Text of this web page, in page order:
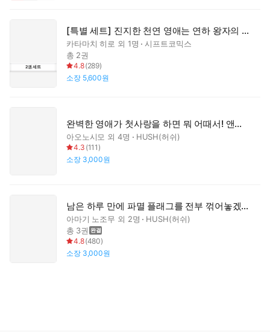
2권 세트
[특별 세트] 진지한 천연 영애는 연하 왕자의 사랑을 눈치채지 못해 (총 2권)
카타마치 히로 외 1명
시프트코믹스
총 2권
4.8(289)
소장 5,600원
완벽한 영애가 첫사랑을 하면 뭐 어때서! 앤솔러지 코믹
아오노시모 외 4명 HUSH(허쉬)
4.3 (111 )
소장 3,000원
남은 하루 만에 파멸 플래그를 전부 꺾어놓겠습니다
아마기 노조무 외 2명
HUSH(허쉬)
총 3권
4.8(480)
소장 3,000원